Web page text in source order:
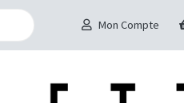
Mon Compte